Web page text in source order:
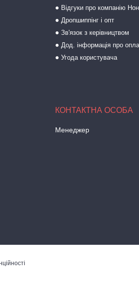
Відгуки про компанію
Дропшиппінг і опт
Зв'язок з керівництвом
Дод. інформація про
Угода користувача
Менеджер